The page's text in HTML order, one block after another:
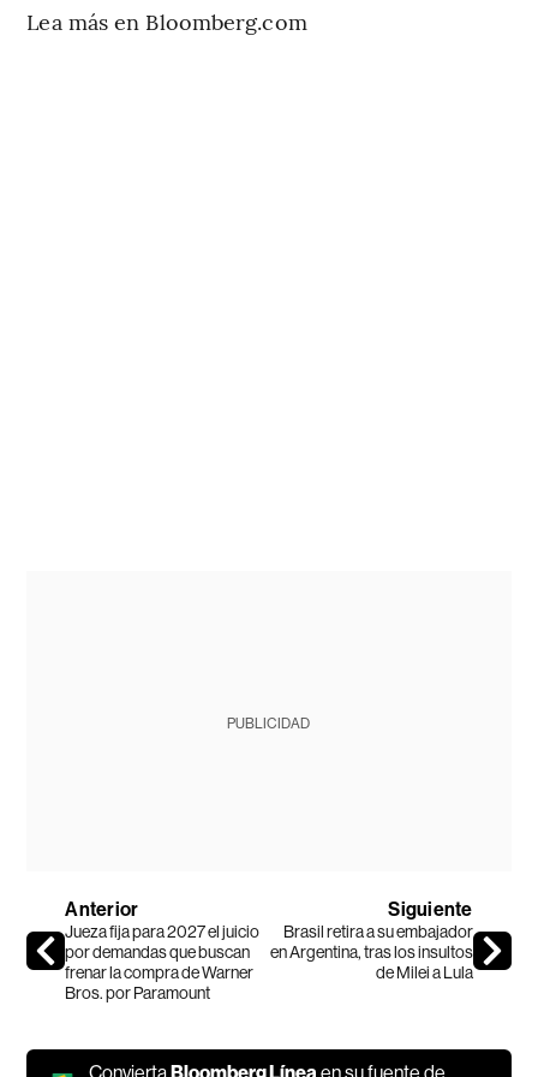
Lea más en Bloomberg.com
PUBLICIDAD
Anterior
Jueza fija para 2027 el juicio
por demandas que buscan
frenar la compra de Warner
Bros. por Paramount
Siguiente
Brasil retira a su embajador
en Argentina, tras los insultos
de Milei a Lula